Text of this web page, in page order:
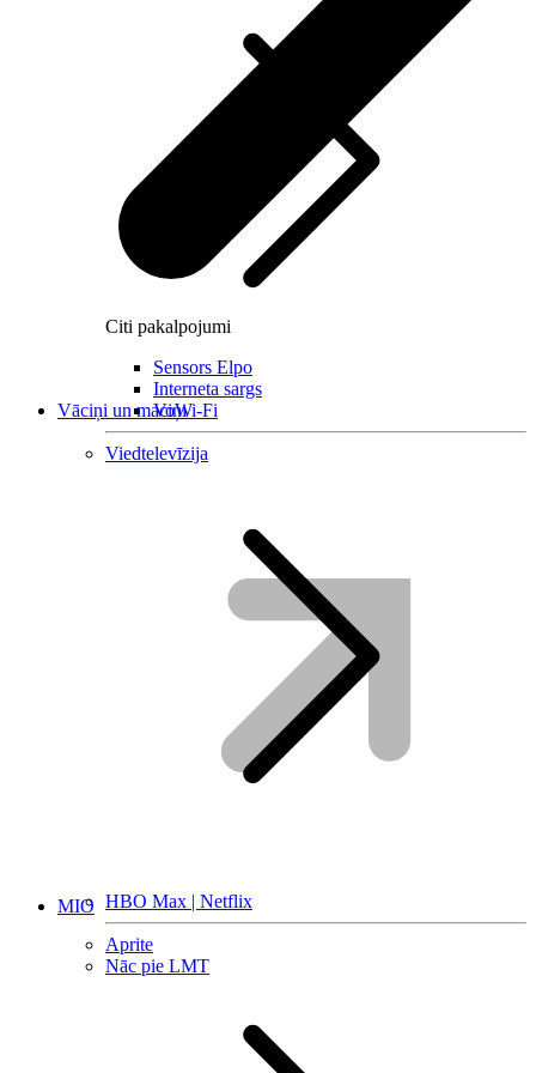
Citi pakalpojumi
Sensors Elpo
Interneta sargs
VoWi-Fi
Viedtelevīzija
HBO Max | Netflix
Aprite
Nāc pie LMT
Vāciņi un maciņi
MIO